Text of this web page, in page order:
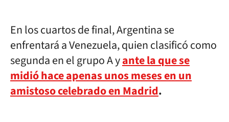
En los cuartos de final, Argentina se
enfrentará a Venezuela, quien clasificó como
segunda en el grupo A yante la que se
midió hace apenas unos meses en un
amistoso celebrado en Madrid.